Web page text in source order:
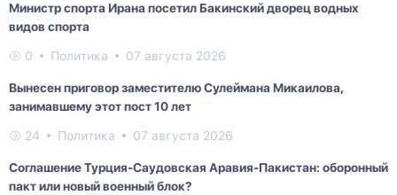
Министр спорта Ирана посетил Бакинский дворец водных
видов спорта
0 Политика 07 августа 2026
Вынесен приговор заместителю Сулеймана Микаилова,
занимавшему этот пост 10 лет
24 Политика 07 августа 2026
Соглашение Турция-Саудовская Аравия-Пакистан: оборонный
пакт или новый военный блок?